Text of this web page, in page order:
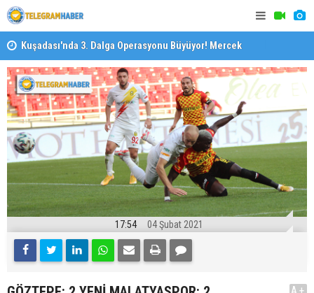
Kuşadası'nda 3. Dalga Operasyonu Büyüyor! Mercek
Altındaki Dosya: 2023 İmar Planları
17:54 04 Şubat 2021